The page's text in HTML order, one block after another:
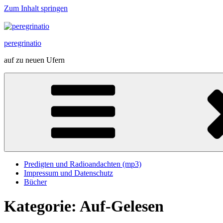
Zum Inhalt springen
peregrinatio
auf zu neuen Ufern
Predigten und Radioandachten (mp3)
Impressum und Datenschutz
Bücher
Kategorie: Auf-Gelesen